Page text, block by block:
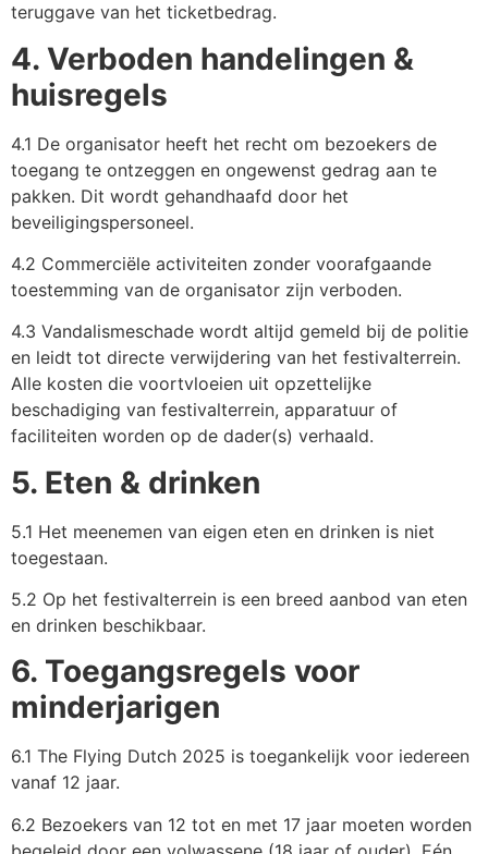
teruggave van het ticketbedrag.
4. Verboden handelingen &
huisregels
4.1 De organisator heeft het recht om bezoekers de
toegang te ontzeggen en ongewenst gedrag aan te
pakken. Dit wordt gehandhaafd door het
beveiligingspersoneel.
4.2 Commerciële activiteiten zonder voorafgaande
toestemming van de organisator zijn verboden.
4.3 Vandalismeschade wordt altijd gemeld bij de politie
en leidt tot directe verwijdering van het festivalterrein.
Alle kosten die voortvloeien uit opzettelijke
beschadiging van festivalterrein, apparatuur of
faciliteiten worden op de dader(s) verhaald.
5. Eten & drinken
5.1 Het meenemen van eigen eten en drinken is niet
toegestaan.
5.2 Op het festivalterrein is een breed aanbod van eten
en drinken beschikbaar.
6. Toegangsregels voor
minderjarigen
6.1 The Flying Dutch 2025 is toegankelijk voor iedereen
vanaf 12 jaar.
6.2 Bezoekers van 12 tot en met 17 jaar moeten worden